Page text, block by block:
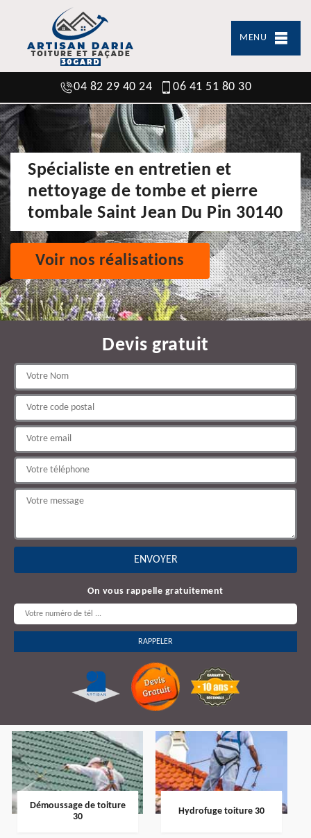
MENU
04 82 29 40 24 06 41 51 80 30
Spécialiste en entretien et
nettoyage de tombe et pierre
tombale Saint Jean Du Pin 30140
Voir nos réalisations
Devis gratuit
On vous rappelle gratuitement
Démoussage de toiture
30
Hydrofuge toiture 30